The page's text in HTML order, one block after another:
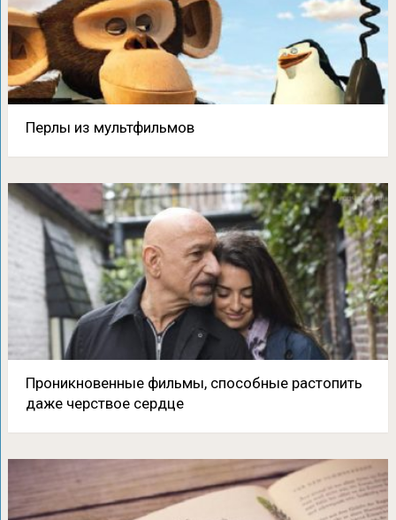
Перлы из мультфильмов
Проникновенные фильмы, способные растопить
даже черствое сердце